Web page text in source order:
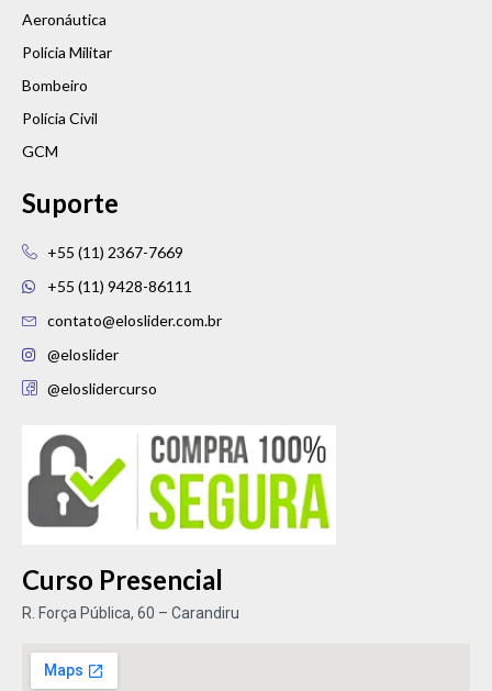
Aeronáutica
Polícia Militar
Bombeiro
Polícia Civil
GCM
Suporte
+55 (11) 2367-7669
+55 (11) 9428-86111
contato@eloslider.com.br
@eloslider
@eloslidercurso
Curso Presencial
R. Força Pública, 60 – Carandiru